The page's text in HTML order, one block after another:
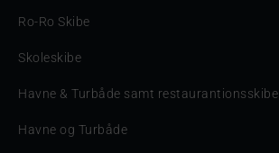
Ro-Ro Skibe
Skoleskibe
Havne & Turbåde samt restaurantionsskibe
Havne og Turbåde